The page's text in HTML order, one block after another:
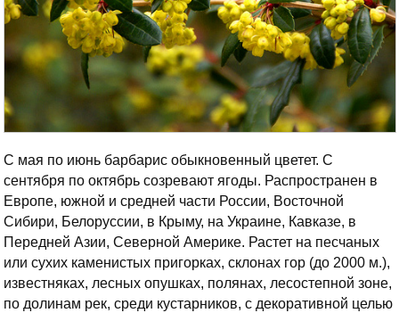
С мая по июнь барбарис обыкновенный цветет. С
сентября по октябрь созревают ягоды. Распространен в
Европе, южной и средней части России, Восточной
Сибири, Белоруссии, в Крыму, на Украине, Кавказе, в
Передней Азии, Северной Америке. Растет на песчаных
или сухих каменистых пригорках, склонах гор (до 2000 м.),
известняках, лесных опушках, полянах, лесостепной зоне,
по долинам рек, среди кустарников, с декоративной целью